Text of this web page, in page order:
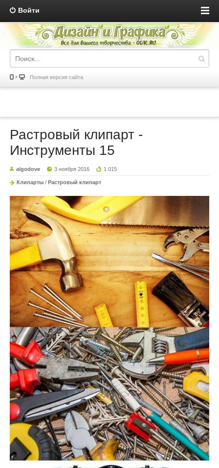
Войти
Полная версия сайта
Растровый клипарт -
Инструменты 15
algodove 3 ноября 2016 1 015
Клипарты / Растровый клипарт